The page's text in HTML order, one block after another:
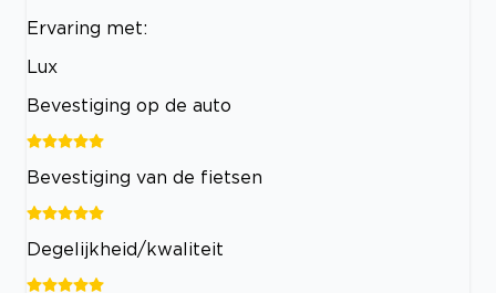
Ervaring met:
Lux
Bevestiging op de auto
Bevestiging van de fietsen
Degelijkheid/kwaliteit